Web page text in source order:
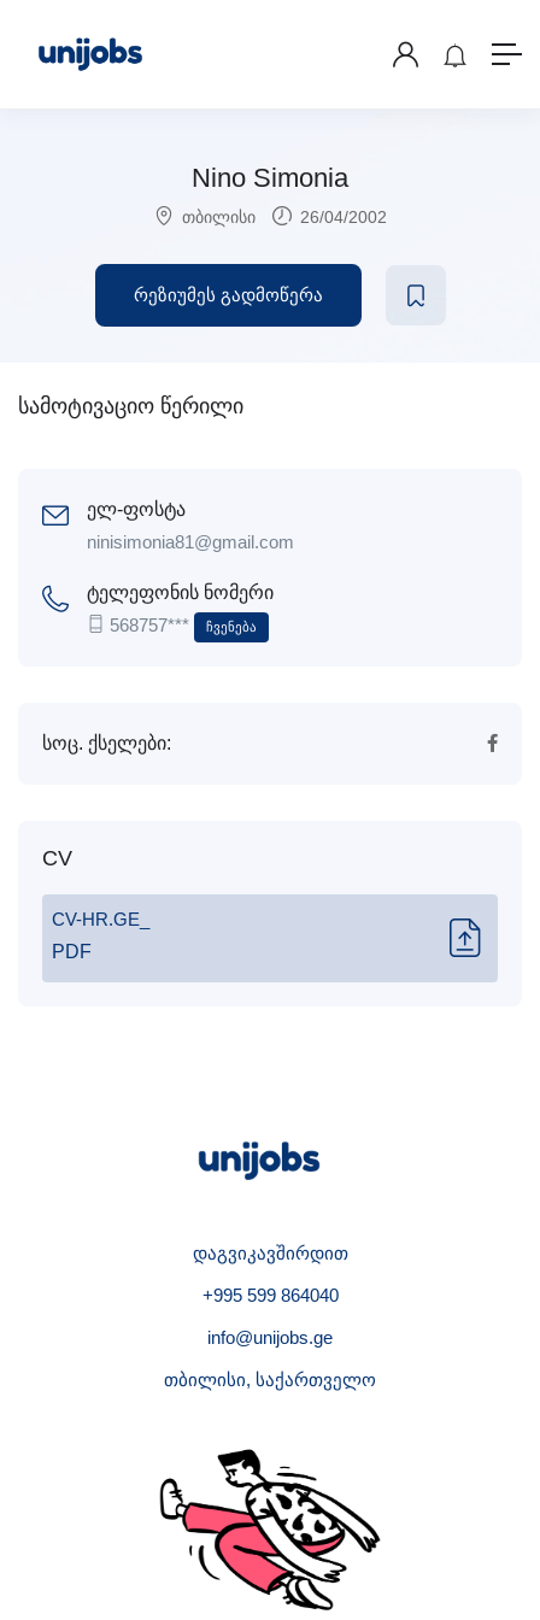
Nino Simonia
თბილისი 26/04/2002
რეზიუმეს გადმოწერა
სამოტივაციო წერილი
ელ-ფოსტა
ninisimonia81@gmail.com
ტელეფონის ნომერი
568757***
Ჩვენება
სოც. ქსელები:
CV
CV-HR.GE_
PDF
დაგვიკავშირდით
+995 599 864040
info@unijobs.ge
თბილისი, საქართველო